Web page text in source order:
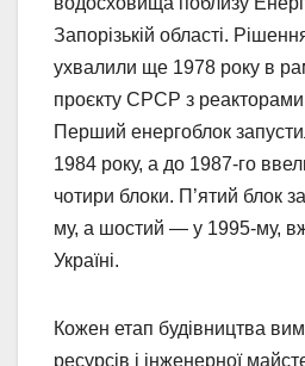
Запорізькій області.
ухвалили ще 1978 року в
проєкту СРСР з
Перший енергоблок
1984 року, а до 1987-го
чотири блоки. П’ятий блок
му, а шостий — у 1995-му,
Україні.
Кожен етап будівництва
ресурсів і інженерної